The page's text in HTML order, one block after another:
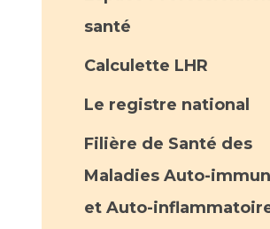
santé
Calculette LHR
Le registre national
Filière de Santé des
Maladies Auto-
et Auto-